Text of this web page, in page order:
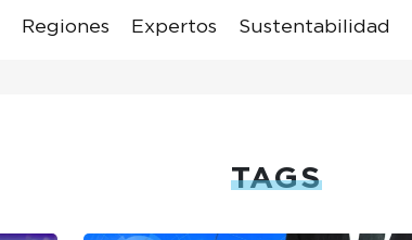
Regiones Expertos Sustentabilidad
TAGS